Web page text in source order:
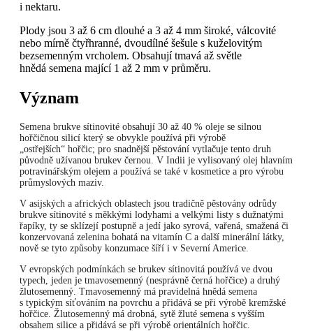
i nektaru.
Plody jsou 3 až 6 cm dlouhé a 3 až 4 mm široké, válcovité
nebo mírně čtyřhranné, dvoudílné šešule s kuželovitým
bezsemenným vrcholem. Obsahují tmavá až světle
hnědá semena mající 1 až 2 mm v průměru.
Význam
Semena brukve sítinovité obsahují 30 až 40 % oleje se silnou
hořčičnou silicí který se obvykle používá při výrobě
„ostřejších“ hořčic; pro snadnější pěstování vytlačuje tento druh
původně užívanou brukev černou. V Indii je vylisovaný olej hlavním
potravinářským olejem a používá se také v kosmetice a pro výrobu
průmyslových maziv.
V asijských a afrických oblastech jsou tradičně pěstovány odrůdy
brukve sítinovité s měkkými lodyhami a velkými listy s dužnatými
řapíky, ty se sklízejí postupně a jedí jako syrová, vařená, smažená či
konzervovaná zelenina bohatá na vitamín C a další minerální látky,
nově se tyto způsoby konzumace šíří i v Severní Americe.
V evropských podmínkách se brukev sítinovitá používá ve dvou
typech, jeden je tmavosemenný (nesprávně černá hořčice) a druhý
žlutosemenný. Tmavosemenný má pravidelná hnědá semena
s typickým síťováním na povrchu a přidává se při výrobě kremžské
hořčice. Žlutosemenný má drobná, sytě žluté semena s vyšším
obsahem silice a přidává se při výrobě orientálních hořčic.